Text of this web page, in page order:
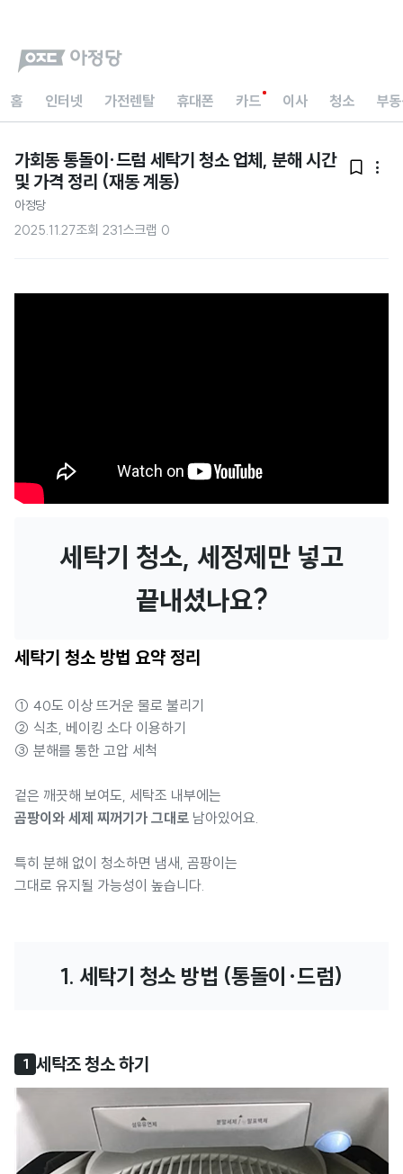
홈 인터넷 가전렌탈 휴대폰 카드 이사 청소 부
가회동 통돌이·드럼 세탁기 청소 업체, 분해 시간
및 가격 정리 (재동 계동)
 
아정당
2025.11.27조회 231스크랩 0
세탁기 청소, 세정제만 넣고
끝내셨나요?
세탁기 청소 방법 요약 정리
① 40도 이상 뜨거운 물로 불리기
② 식초, 베이킹 소다 이용하기
③ 분해를 통한 고압 세척
겉은 깨끗해 보여도, 세탁조 내부에는
곰팡이와 세제 찌꺼기가 그대로 남아있어요.
특히 분해 없이 청소하면 냄새, 곰팡이는
그대로 유지될 가능성이 높습니다.
1. 세탁기 청소 방법 (통돌이·드럼)
1 세탁조 청소 하기